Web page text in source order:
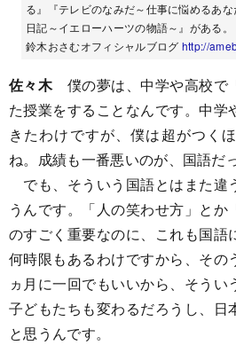
る』『テレビのなみだ～仕事に悩めるあ
日記～イエローハーツの物語～』がある。
鈴木おさむオフィシャルブログ http://
佐々木僕の夢は、中学や高校で
た授業をすることなんです。中学
きたわけですが、僕は超がつく
ね。成績も一番悪いのが、国語だっ
でも、そういう国語とはまた違
うんです。「人の笑わせ方」とか
のすごく重要なのに、これも国語
何時限もあるわけですから、その
ヵ月に一回でもいいから、そうい
子どもたちも変わるだろうし、日
と思うんです。